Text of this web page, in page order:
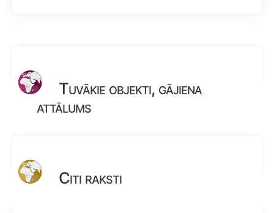
Tuvākie objekti, gājiena
attālums
Citi raksti